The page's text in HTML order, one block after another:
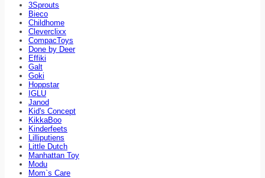
3Sprouts
Bieco
Childhome
Cleverclixx
CompacToys
Done by Deer
Effiki
Galt
Goki
Hoppstar
IGLU
Janod
Kid's Concept
KikkaBoo
Kinderfeets
Lilliputiens
Little Dutch
Manhattan Toy
Modu
Mom`s Care